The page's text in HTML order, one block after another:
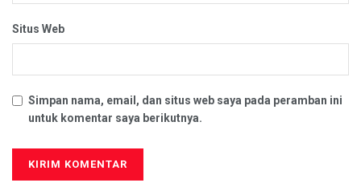
Situs Web
Simpan nama, email, dan situs web saya pada peramban ini
untuk komentar saya berikutnya.